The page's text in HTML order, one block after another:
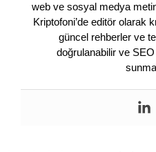
web ve sosyal medya
Kriptofoni’de editör olarak
güncel rehberler ve
doğrulanabilir ve